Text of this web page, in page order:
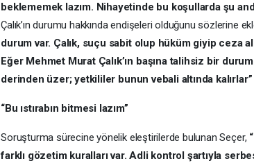
beklememek lazım. Nihayetinde bu koşullarda şu
Çalık’ın durumu hakkında endişeleri olduğunu sözlerine
durum var. Çalık, suçu sabit olup hüküm giyip ceza
Eğer Mehmet Murat Çalık’ın başına talihsiz bir
derinden üzer; yetkililer bunun vebali altında
“Bu ıstırabın bitmesi lazım”
Soruşturma sürecine yönelik eleştirilerde bulunan Seçer,
farklı gözetim kuralları var. Adli kontrol şartıyla